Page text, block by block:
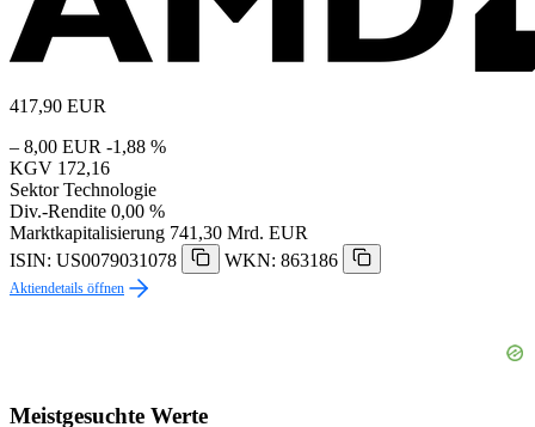
417,90 EUR
– 8,00 EUR -1,88 %
KGV 172,16
Sektor Technologie
Div.-Rendite 0,00 %
Marktkapitalisierung 741,30 Mrd. EUR
ISIN: US0079031078
WKN: 863186
Aktiendetails öffnen
Meistgesuchte Werte